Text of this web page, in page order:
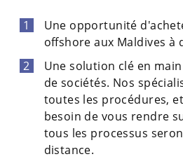
Une opportunité
offshore aux Maldives à
Une solution clé en
de sociétés. Nos
toutes les procédures,
besoin de vous rendre
tous les processus
distance.